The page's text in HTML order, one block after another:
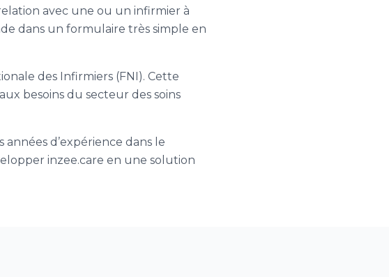
avec une ou un infirmier à
dans un formulaire très simple en
des Infirmiers (FNI). Cette
besoins du secteur des soins
d’expérience dans le
inzee.care en une solution